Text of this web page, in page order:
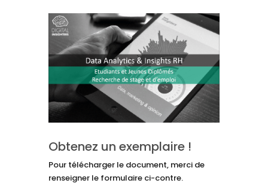
Obtenez un exemplaire !
Pour télécharger le document, merci de
renseigner le formulaire ci-contre.